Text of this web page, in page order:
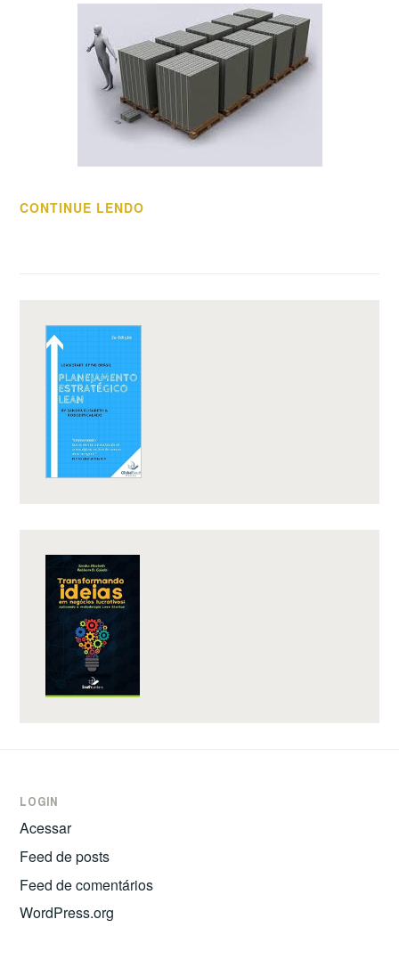
CONTINUE LENDO
LOGIN
Acessar
Feed de posts
Feed de comentários
WordPress.org